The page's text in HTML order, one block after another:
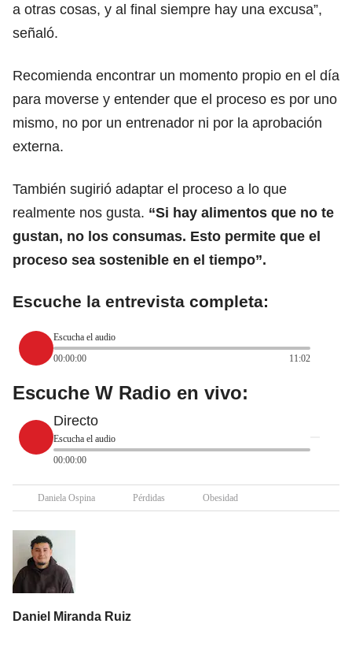
a otras cosas, y al final siempre hay una excusa”,
señaló.
Recomienda encontrar un momento propio en el día
para moverse y entender que el proceso es por uno
mismo, no por un entrenador ni por la aprobación
externa.
También sugirió adaptar el proceso a lo que
realmente nos gusta. “Si hay alimentos que no te
gustan, no los consumas. Esto permite que el
proceso sea sostenible en el tiempo”.
Escuche la entrevista completa:
Escucha el audio
00:00:00
11:02
Escuche W Radio en vivo:
Directo
Escucha el audio
00:00:00
Daniela Ospina Pérdidas Obesidad
Daniel Miranda Ruiz